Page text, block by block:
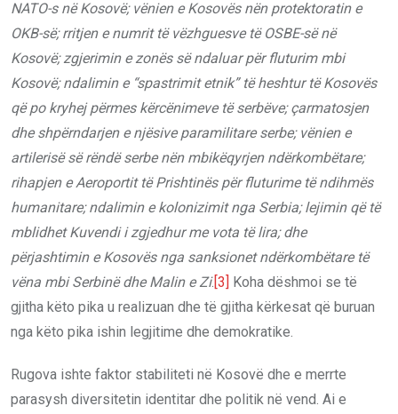
NATO-s në Kosovë; vënien e Kosovës nën protektoratin e
OKB-së; rritjen e numrit të vëzhguesve të OSBE-së në
Kosovë; zgjerimin e zonës së ndaluar për fluturim mbi
Kosovë; ndalimin e “spastrimit etnik” të heshtur të Kosovës
që po kryhej përmes kërcënimeve të serbëve; çarmatosjen
dhe shpërndarjen e njësive paramilitare serbe; vënien e
artilerisë së rëndë serbe nën mbikëqyrjen ndërkombëtare;
rihapjen e Aeroportit të Prishtinës për fluturime të ndihmës
humanitare; ndalimin e kolonizimit nga Serbia; lejimin që të
mblidhet Kuvendi i zgjedhur me vota të lira; dhe
përjashtimin e Kosovës nga sanksionet ndërkombëtare të
vëna mbi Serbinë dhe Malin e Zi.[3] Koha dëshmoi se të
gjitha këto pika u realizuan dhe të gjitha kërkesat që buruan
nga këto pika ishin legjitime dhe demokratike.
Rugova ishte faktor stabiliteti në Kosovë dhe e merrte
parasysh diversitetin identitar dhe politik në vend. Ai e